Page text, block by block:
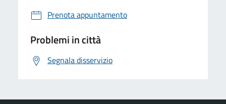
Prenota appuntamento
Problemi in città
Segnala disservizio